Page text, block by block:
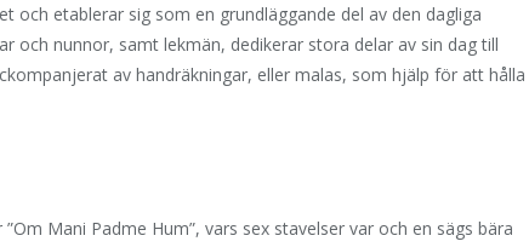
och etablerar sig som en grundläggande del av den dagliga
och nunnor, samt lekmän, dedikerar stora delar av sin dag till
av handräkningar, eller malas, som hjälp för att hålla
Mani Padme Hum”, vars sex stavelser var och en sägs bära